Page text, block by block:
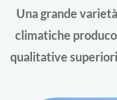
Una grande
climatiche
qualitative